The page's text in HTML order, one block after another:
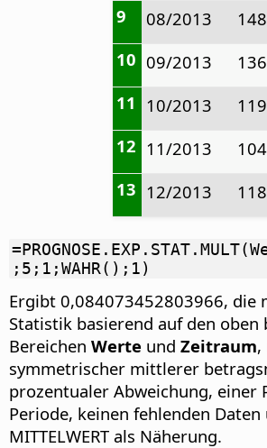
9
08/2013
148
10 09/2013
136
11 10/2013
119
12 11/2013
104
13 12/2013 118
;5;1;WAHR();1)
Ergibt 0,084073452803966, die
Statistik basierend auf den oben
Bereichen Werte und Zeitraum,
symmetrischer mittlerer
prozentualer Abweichung, einer
Periode, keinen fehlenden Daten
MITTELWERT als Näherung.